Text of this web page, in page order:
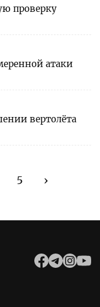
проверку
атаки
вертолёта
5 ›